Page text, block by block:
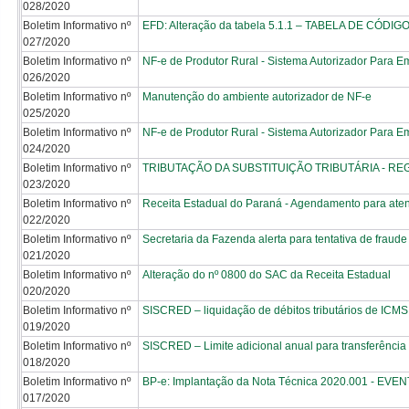
028/2020
Boletim Informativo nº
027/2020
EFD: Alteração da tabela 5.1.1 – TABELA DE
Boletim Informativo nº
026/2020
NF-e de Produtor Rural - Sistema Autorizador Para
Boletim Informativo nº
025/2020
Manutenção do ambiente autorizador de NF-e
Boletim Informativo nº
024/2020
NF-e de Produtor Rural - Sistema Autorizador Para
Boletim Informativo nº
023/2020
TRIBUTAÇÃO DA SUBSTITUIÇÃO TRIBUTÁRIA -
Boletim Informativo nº
022/2020
Receita Estadual do Paraná - Agendamento para
Boletim Informativo nº
021/2020
Secretaria da Fazenda alerta para tentativa de fraude
Boletim Informativo nº
020/2020
Alteração do nº 0800 do SAC da Receita Estadual
Boletim Informativo nº
019/2020
SISCRED – liquidação de débitos tributários de
Boletim Informativo nº
018/2020
SISCRED – Limite adicional anual para
Boletim Informativo nº
017/2020
BP-e: Implantação da Nota Técnica 2020.001 -